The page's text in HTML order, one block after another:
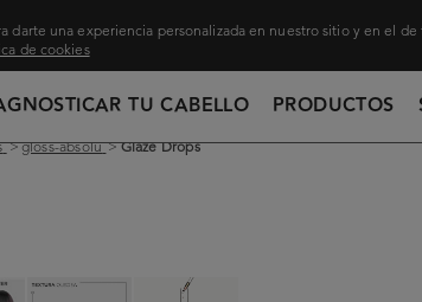
darte una experiencia personalizada en nuestro sitio y en el
de cookies
TU CABELLO PRODUCTOS
>gloss-absolu >Glaze Drops